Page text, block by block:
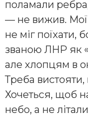
поламали
— не вижив. Мої
не міг поїхати,
званою ЛНР як
але хлопцям в
Треба
Хочеться, щоб
небо, а не